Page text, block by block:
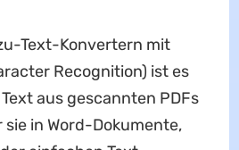
Text-Konvertern mit
Recognition) ist es
aus gescannten PDFs
in Word-Dokumente,